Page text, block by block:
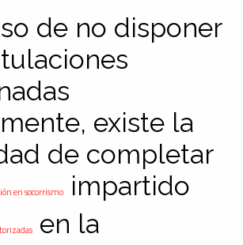
de no disponer
existe la
de completar
en socorrismo
impartido
en la